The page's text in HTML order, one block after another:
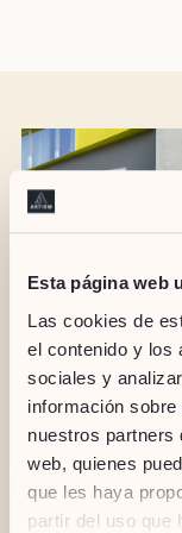
Esta página web
Las cookies de
el contenido y los
sociales y
información
nuestros partners
web, quienes
que les haya
partir del uso que
Hotel